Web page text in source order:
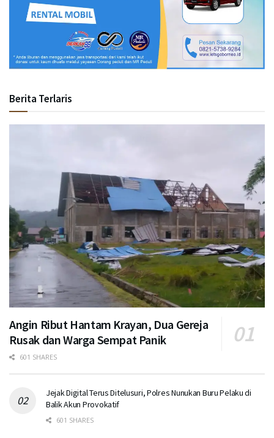
Berita Terlaris
Angin Ribut Hantam Krayan, Dua Gereja
Rusak dan Warga Sempat Panik
601 SHARES
Jejak Digital Terus Ditelusuri, Polres Nunukan Buru Pelaku di
Balik Akun Provokatif
601 SHARES